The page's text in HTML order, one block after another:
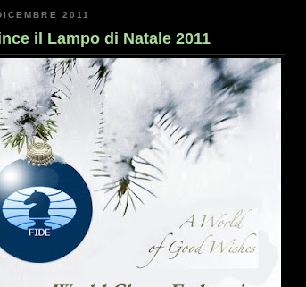
2011
il Lampo di Natale 2011